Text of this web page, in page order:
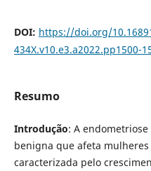
DOI: https://doi.org/
434X.v10.e3.a2022.pp1500-
Resumo
Introdução: A
benigna que afeta
caracterizada pelo